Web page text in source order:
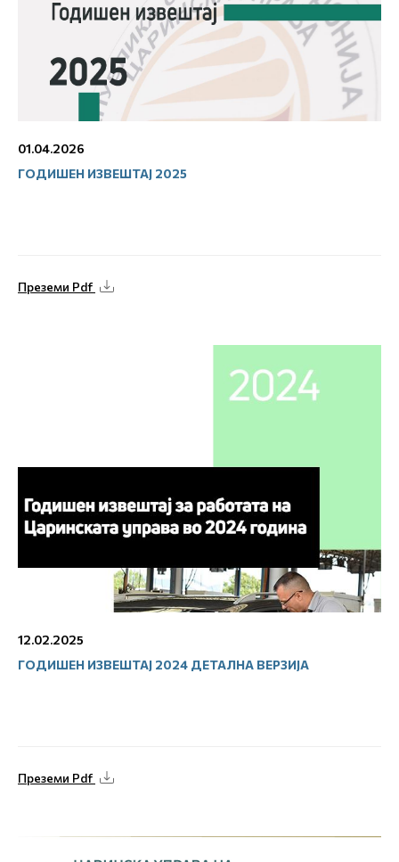
01.04.2026
ГОДИШЕН ИЗВЕШТАЈ 2025
Преземи Pdf
12.02.2025
ГОДИШЕН ИЗВЕШТАЈ 2024 ДЕТАЛНА ВЕРЗИЈА
Преземи Pdf